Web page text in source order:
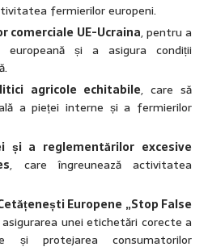
fermierilor europeni.
comerciale UE-Ucraina, pentru a
europeană și a asigura condiții
agricole echitabile, care să
a pieței interne și a fermierilor
și a reglementărilor excesive
, care îngreunează activitatea
Europene „Stop False
unei etichetări corecte a
și protejarea consumatorilor